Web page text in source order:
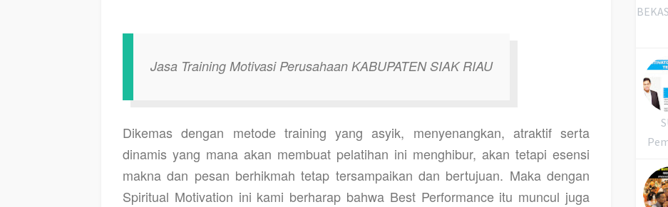
Jasa Training Motivasi Perusahaan KABUPATEN SIAK RIAU
Dikemas dengan metode training yang asyik, menyenangkan, atraktif serta
dinamis yang mana akan membuat pelatihan ini menghibur, akan tetapi esensi
makna dan pesan berhikmah tetap tersampaikan dan bertujuan. Maka dengan
Spiritual Motivation ini kami berharap bahwa Best Performance itu muncul juga